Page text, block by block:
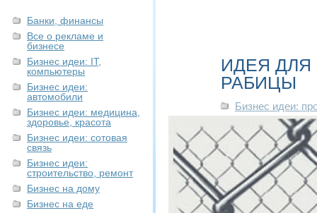
Банки, финансы
Все о рекламе и
бизнесе
Бизнес идеи: IT,
компьютеры
Бизнес идеи:
автомобили
Бизнес идеи: медицина,
здоровье, красота
Бизнес идеи: сотовая
связь
Бизнес идеи:
строительство, ремонт
Бизнес на дому
Бизнес на еде
ИДЕЯ ДЛЯ
РАБИЦЫ
Бизнес идеи: